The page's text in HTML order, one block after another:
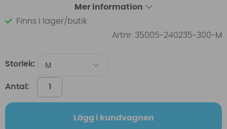
Mer information
Finns i lager/butik
Artnr: 35005-240235-300-M
Storlek:
Antal:
Lägg i kundvagnen